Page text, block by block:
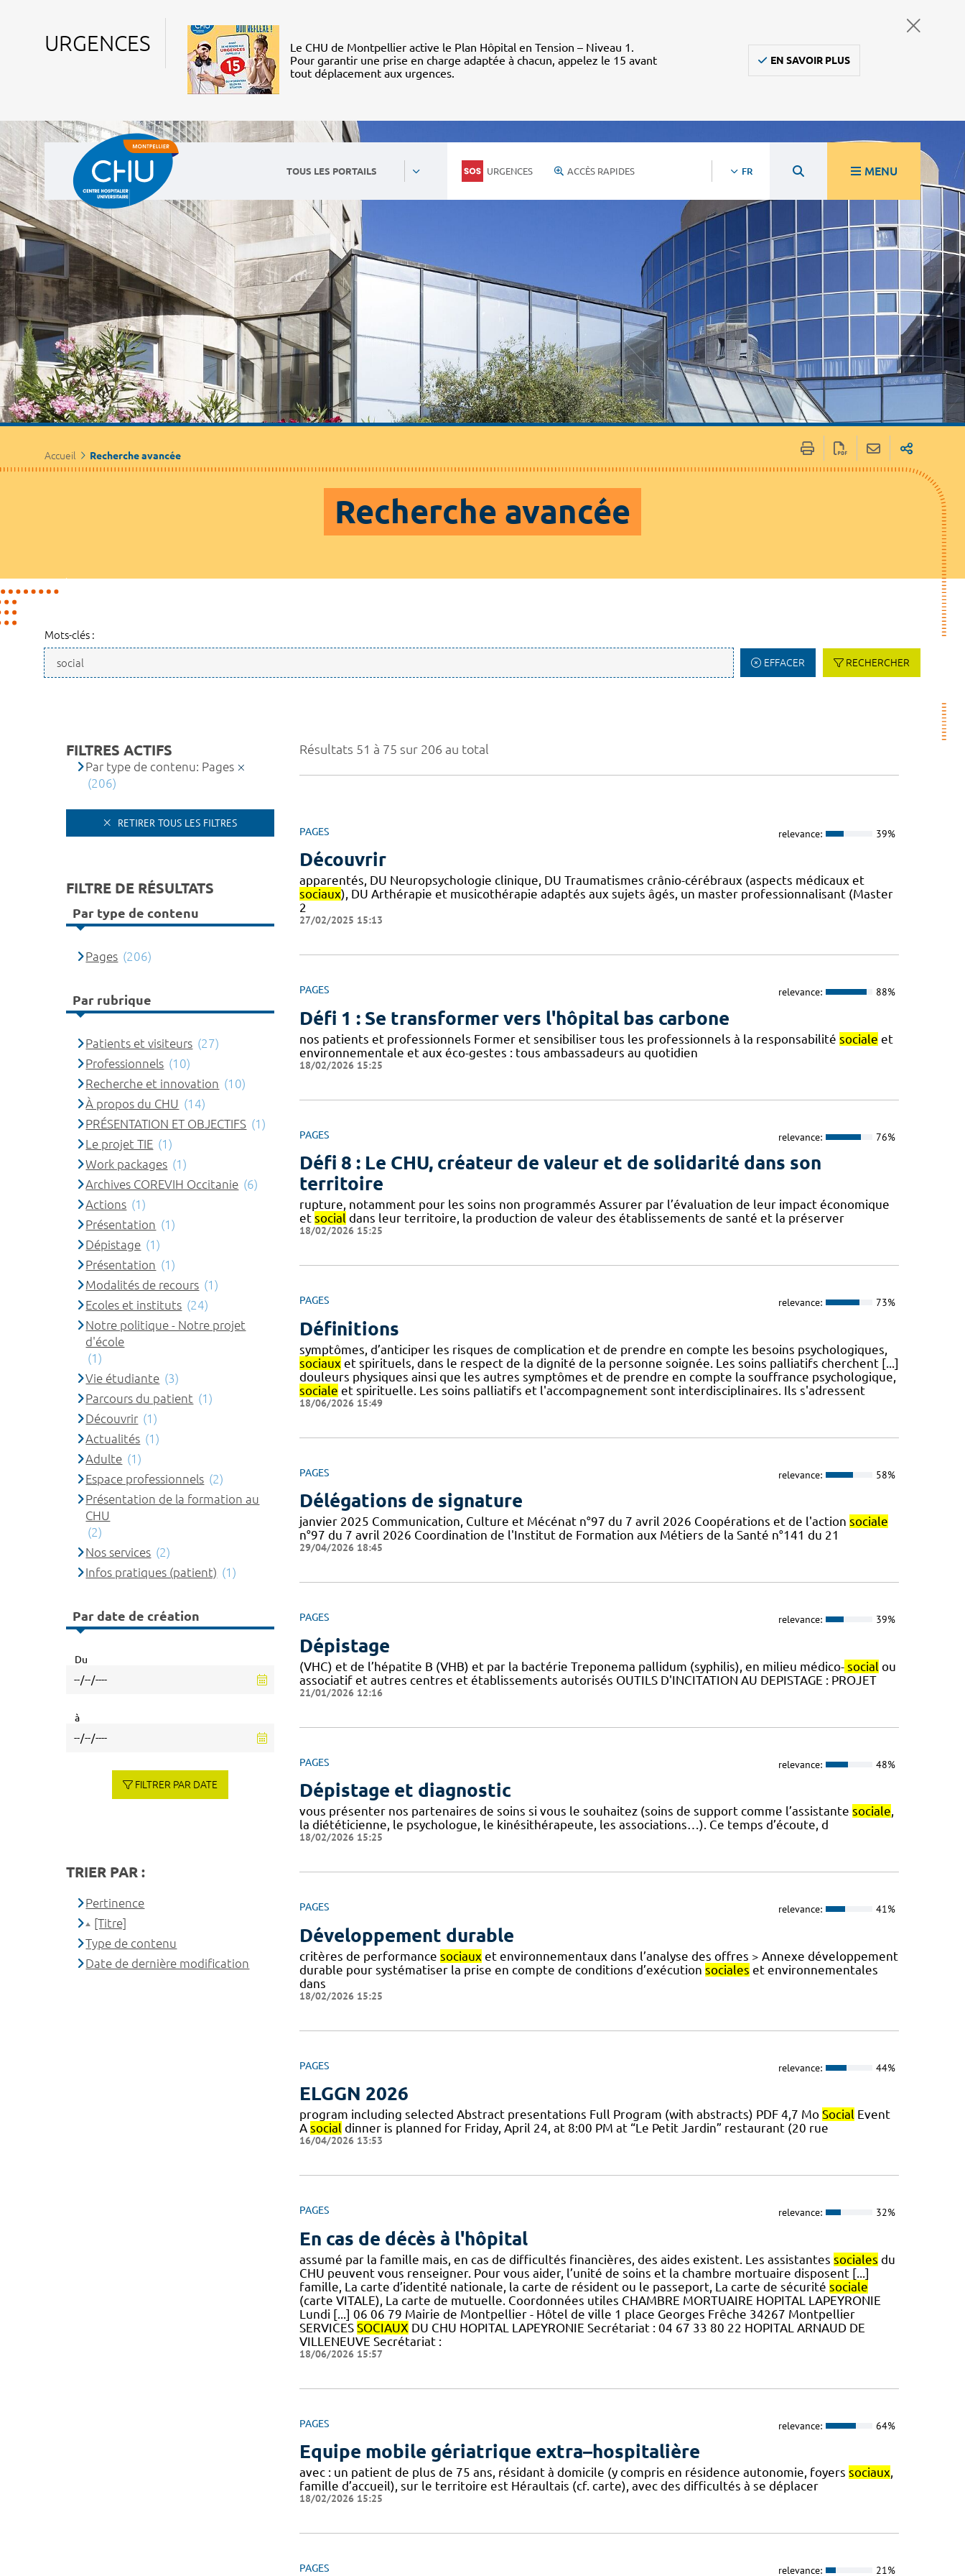
URGENCES
Le CHU de Montpellier active le Plan Hôpital en Tension – Niveau 1.
Pour garantir une prise en charge adaptée à chacun, appelez le 15 avant
tout déplacement aux urgences.
EN SAVOIR PLUS
TOUS LES PORTAILS URGENCES ACCÈS RAPIDES FR MENU
Accueil Recherche avancée
Recherche avancée
Mots-clés :
EFFACER RECHERCHER
Résultats 51 à 75 sur 206 au total
PAGES relevance: 39%
Découvrir
apparentés, DU Neuropsychologie clinique, DU Traumatismes crânio-cérébraux (aspects médicaux et
sociaux), DU Arthérapie et musicothérapie adaptés aux sujets âgés, un master professionnalisant (Master
2
27/02/2025 15:13
PAGES relevance: 88%
Défi 1 : Se transformer vers l'hôpital bas carbone
nos patients et professionnels Former et sensibiliser tous les professionnels à la responsabilité sociale et
environnementale et aux éco-gestes : tous ambassadeurs au quotidien
18/02/2026 15:25
PAGES relevance: 76%
Défi 8 : Le CHU, créateur de valeur et de solidarité dans son
territoire
rupture, notamment pour les soins non programmés Assurer par l’évaluation de leur impact économique
et social dans leur territoire, la production de valeur des établissements de santé et la préserver
18/02/2026 15:25
PAGES relevance: 73%
Définitions
symptômes, d’anticiper les risques de complication et de prendre en compte les besoins psychologiques,
sociaux et spirituels, dans le respect de la dignité de la personne soignée. Les soins palliatifs cherchent [...]
douleurs physiques ainsi que les autres symptômes et de prendre en compte la souffrance psychologique,
sociale et spirituelle. Les soins palliatifs et l'accompagnement sont interdisciplinaires. Ils s'adressent
18/06/2026 15:49
PAGES relevance: 58%
Délégations de signature
janvier 2025 Communication, Culture et Mécénat n°97 du 7 avril 2026 Coopérations et de l'action sociale
n°97 du 7 avril 2026 Coordination de l'Institut de Formation aux Métiers de la Santé n°141 du 21
29/04/2026 18:45
PAGES relevance: 39%
Dépistage
(VHC) et de l’hépatite B (VHB) et par la bactérie Treponema pallidum (syphilis), en milieu médico- social ou
associatif et autres centres et établissements autorisés OUTILS D'INCITATION AU DEPISTAGE : PROJET
21/01/2026 12:16
PAGES relevance: 48%
Dépistage et diagnostic
vous présenter nos partenaires de soins si vous le souhaitez (soins de support comme l’assistante sociale,
la diététicienne, le psychologue, le kinésithérapeute, les associations…). Ce temps d’écoute, d
18/02/2026 15:25
PAGES relevance: 41%
Développement durable
critères de performance sociaux et environnementaux dans l’analyse des offres > Annexe développement
durable pour systématiser la prise en compte de conditions d’exécution sociales et environnementales
dans
18/02/2026 15:25
PAGES relevance: 44%
ELGGN 2026
program including selected Abstract presentations Full Program (with abstracts) PDF 4,7 Mo Social Event
A social dinner is planned for Friday, April 24, at 8:00 PM at “Le Petit Jardin” restaurant (20 rue
16/04/2026 13:53
PAGES relevance: 32%
En cas de décès à l'hôpital
assumé par la famille mais, en cas de difficultés financières, des aides existent. Les assistantes sociales du
CHU peuvent vous renseigner. Pour vous aider, l’unité de soins et la chambre mortuaire disposent [...]
famille, La carte d’identité nationale, la carte de résident ou le passeport, La carte de sécurité sociale
(carte VITALE), La carte de mutuelle. Coordonnées utiles CHAMBRE MORTUAIRE HOPITAL LAPEYRONIE
Lundi [...] 06 06 79 Mairie de Montpellier - Hôtel de ville 1 place Georges Frêche 34267 Montpellier
SERVICES SOCIAUX DU CHU HOPITAL LAPEYRONIE Secrétariat : 04 67 33 80 22 HOPITAL ARNAUD DE
VILLENEUVE Secrétariat :
18/06/2026 15:57
PAGES relevance: 64%
Equipe mobile gériatrique extra–hospitalière
avec : un patient de plus de 75 ans, résidant à domicile (y compris en résidence autonomie, foyers sociaux,
famille d’accueil), sur le territoire est Héraultais (cf. carte), avec des difficultés à se déplacer
18/02/2026 15:25
PAGES relevance: 21%
FILTRES ACTIFS
Par type de contenu: Pages
(206)
RETIRER TOUS LES FILTRES
FILTRE DE RÉSULTATS
Par type de contenu
Pages (206)
Par rubrique
Patients et visiteurs (27)
Professionnels (10)
Recherche et innovation (10)
À propos du CHU (14)
PRÉSENTATION ET OBJECTIFS (1)
Le projet TIE (1)
Work packages (1)
Archives COREVIH Occitanie (6)
Actions (1)
Présentation (1)
Dépistage (1)
Présentation (1)
Modalités de recours (1)
Ecoles et instituts (24)
Notre politique - Notre projet
d'école
(1)
Vie étudiante (3)
Parcours du patient (1)
Découvrir (1)
Actualités (1)
Adulte (1)
Espace professionnels (2)
Présentation de la formation au
CHU
(2)
Nos services (2)
Infos pratiques (patient) (1)
Par date de création
Du
à
FILTRER PAR DATE
TRIER PAR :
Pertinence
[Titre]
Type de contenu
Date de dernière modification